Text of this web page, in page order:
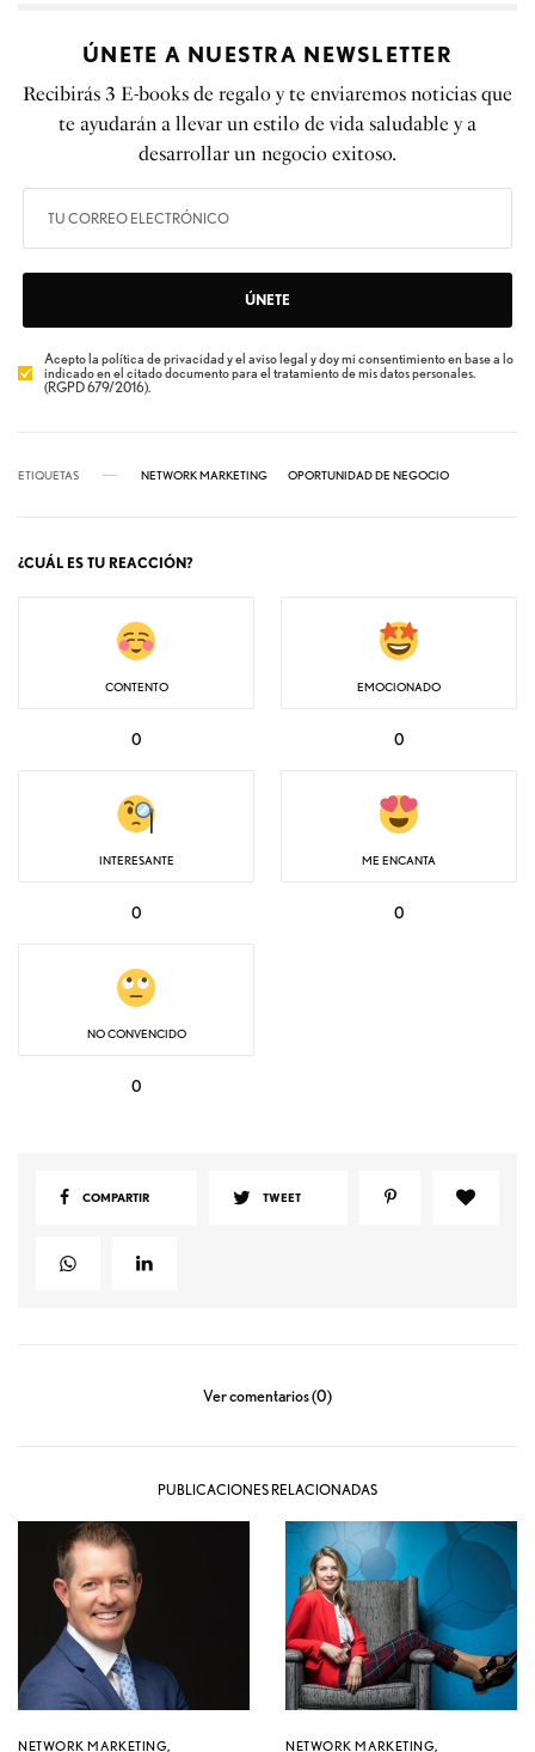
ÚNETE A NUESTRA NEWSLETTER
Recibirás 3 E-books de regalo y te enviaremos noticias que
te ayudarán a llevar un estilo de vida saludable y a
desarrollar un negocio exitoso.
ÚNETE
Acepto la política de privacidad y el aviso legal y doy mi consentimiento en base a lo
indicado en el citado documento para el tratamiento de mis datos personales.
(RGPD 679/2016).
ETIQUETAS NETWORK MARKETING OPORTUNIDAD DE NEGOCIO
¿CUÁL ES TU REACCIÓN?
CONTENTO
0
EMOCIONADO
0
INTERESANTE
0
ME ENCANTA
0
NO CONVENCIDO
0
COMPARTIR TWEET
Ver comentarios (0)
PUBLICACIONES RELACIONADAS
NETWORK MARKETING, NETWORK MARKETING,